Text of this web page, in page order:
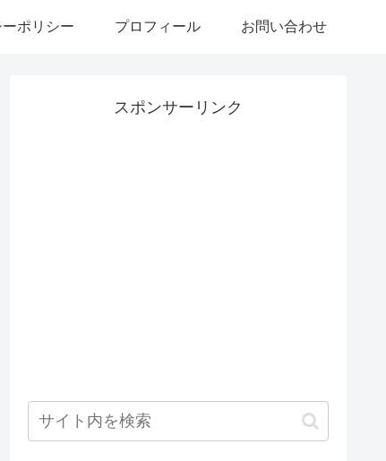
ポリシー プロフィール お問い合わせ
スポンサーリンク